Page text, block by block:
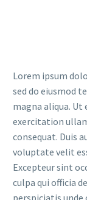
Lorem ipsum
sed do eiusmod
magna aliqua. Ut
exercitation
consequat. Duis
voluptate velit
Excepteur sint
culpa qui officia